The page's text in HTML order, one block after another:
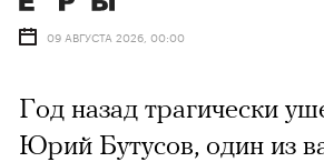
09 АВГУСТА 2026, 00:00
Год назад трагически
Юрий Бутусов, один из